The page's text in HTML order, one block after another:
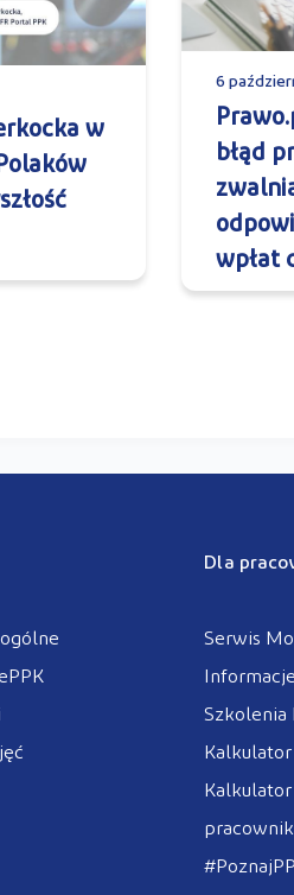
w
6
błąd
wpłat
Dla
Serwis
Szkolenia
Kalkulator